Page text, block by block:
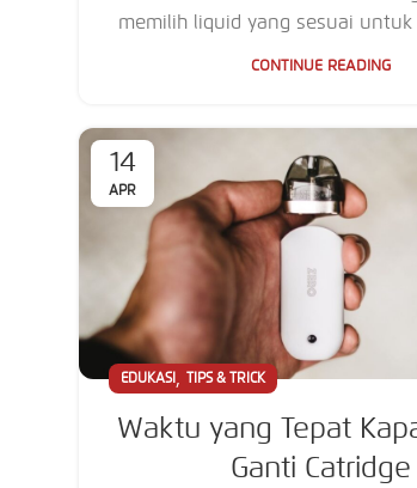
memilih liquid yang sesuai
CONTINUE READING
14
APR
EDUKASI , TIPS & TRICK
Waktu yang Tepat
Ganti Catridge